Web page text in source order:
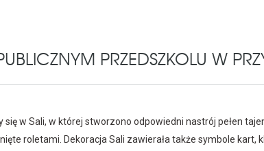
PRZEDSZKOLU W
się w Sali, w której stworzono odpowiedni nastrój pełen
roletami. Dekoracja Sali zawierała także symbole kart,